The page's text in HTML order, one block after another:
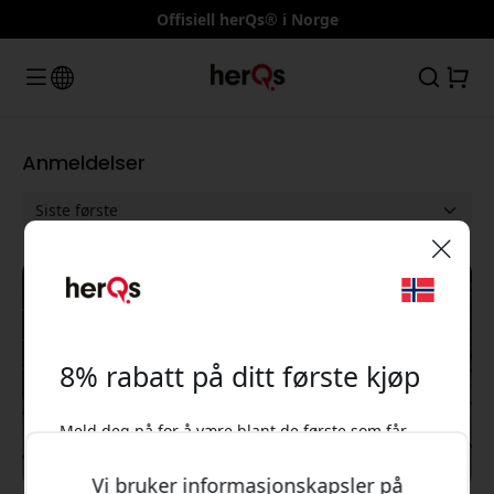
Offisiell herQs® i Norge
Anmeldelser
Vi bruker informasjonskapsler på
8% rabatt på ditt første kjøp
Meld deg på for å være blant de første som får